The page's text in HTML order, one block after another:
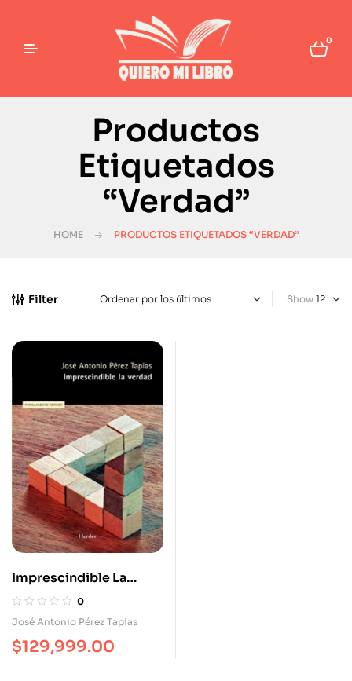
0
Productos
Etiquetados
“Verdad”
HOME PRODUCTOS ETIQUETADOS “VERDAD”
Filter Show
Imprescindible La
Verdad
0
José Antonio Pérez Tapias
$129,999.00